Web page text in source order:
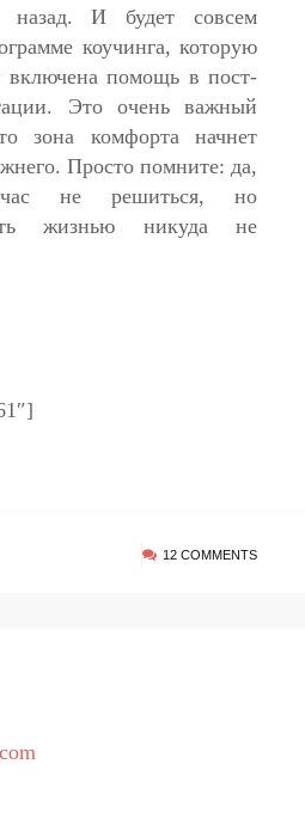
назад. И будет совсем
коучинга, которую
включена помощь в пост-
Это очень важный
зона комфорта начнет
Просто помните: да,
не решиться, но
жизнью никуда не
12 COMMENTS